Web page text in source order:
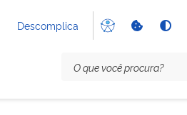
Descomplica